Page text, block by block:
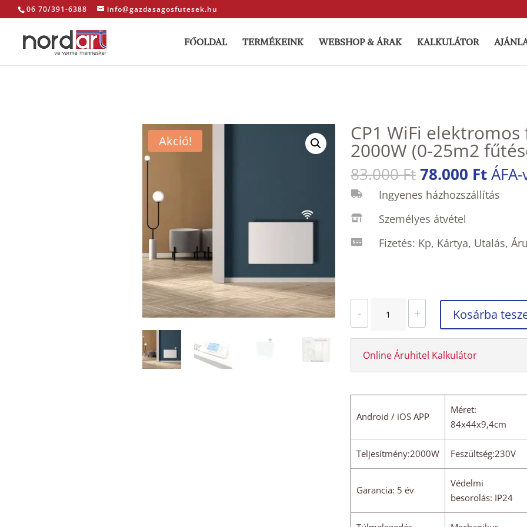
06 70/391-6388 info@gazdasagosfutesek.hu
FŐOLDAL TERMÉKEINK WEBSHOP & ÁRAK KALKULÁTOR
Akció! CP1 WiFi
2000W (0-25m2
83.000FtOriginal
price
was:
83.000 Ft.
78.000 Ft
price
is:
 Ingyenes házhozszállítás
 Személyes átvétel
 Fizetés: Kp, Kártya, Utalás,
-
WiFi
fűtőpanel
25m2
84x44cm
mennyiség
+ Kosárba
Online Áruhitel Kalkulátor
Android / iOS APP
Méret:
84x44x9,4cm
Teljesítmény:2000W Feszültség:230V
Garancia: 5 év
Védelmi
besorolás: IP24